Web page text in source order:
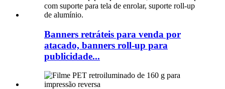
Banners retráteis para venda por
atacado, banners roll-up para
publicidade...